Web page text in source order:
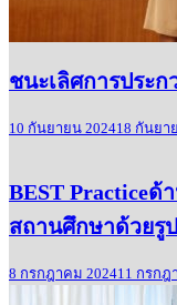
ชนะเลิศการประก
10 กันยายน 202418 กันยา
BEST Practiceด้
สถานศึกษาด้วยรู
8 กรกฎาคม 202411 กรกฎ